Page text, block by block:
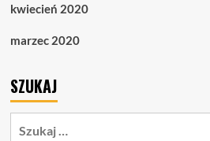
kwiecień 2020
marzec 2020
SZUKAJ